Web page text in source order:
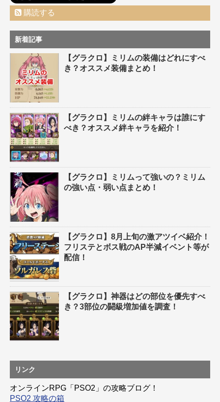
購読する
新着記事
【グラクロ】ミリムの装備はどれにすべ
き？オススメ装備まとめ！
【グラクロ】ミリムの絆キャラは誰にす
べき？オススメ絆キャラを紹介！
【グラクロ】ミリムって強いの？ミリム
の強い点・弱い点まとめ！
【グラクロ】8月上旬の激アツイベ紹介！
フリステとボス戦のAP半減イベント等が
配信！
【グラクロ】神器はどの部位を優先すべ
き？3部位の闘級増加値を調査！
リンク
オンラインRPG「PSO2」の攻略ブログ！
PSO2 攻略の箱